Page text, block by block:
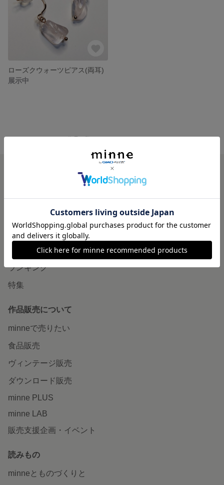
ローズクウォーツピアス(両耳)
展示中
minne ホーム #0 の作品一覧
minneについて
minneで買いたい
作品をさがす
ショップをさがす
ランキング
特集
作品販売について
minneで売りたい
食品販売
ヴィンテージ販売
ダウンロード販売
minne PLUS
minne LAB
販売支援企画・イベント
読みもの
minneとものづくりと